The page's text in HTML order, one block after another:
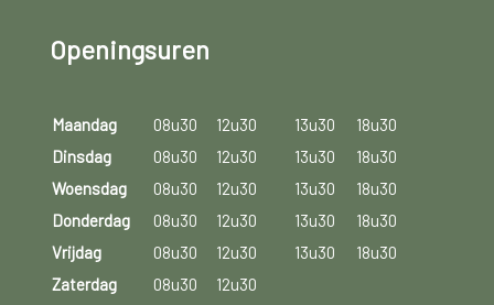
Openingsuren
Maandag 08u30 12u30 13u30
18u30
Dinsdag
08u30 12u30 13u30
18u30
Woensdag
08u30 12u30 13u30
18u30
Donderdag
08u30 12u30 13u30
18u30
Vrijdag
08u30 12u30 13u30
18u30
Zaterdag
08u30
12u30